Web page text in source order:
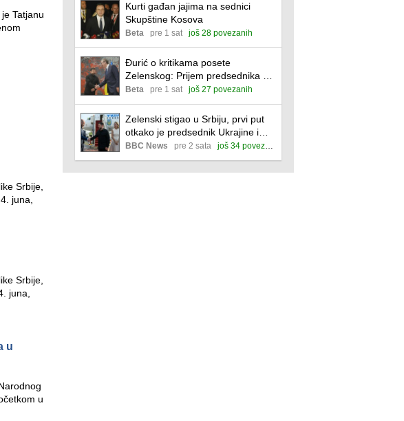
Tatjanu
Srbije,
juna,
Srbije,
juna,
u
u
Kurti gađan jajima na sednici
Skupštine Kosova
Beta pre 1 sat još 28 povezanih
Đurić o kritikama posete
Zelenskog: Prijem predsednika ne
znači odricanje od sopstvenih
stavova
Beta pre 1 sat još 27 povezanih
Zelenski stigao u Srbiju, prvi put
otkako je predsednik Ukrajine i
početka ruske invazije
BBC News pre 2 sata još 34 povezane